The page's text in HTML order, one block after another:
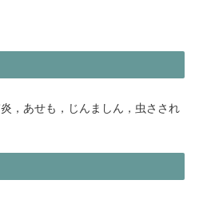
，あせも，じんましん，虫さされ